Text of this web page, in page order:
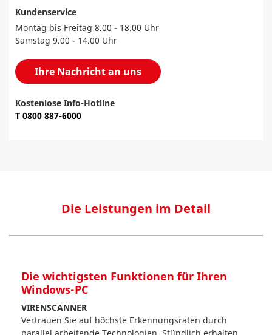
Kundenservice
Montag bis Freitag 8.00 - 18.00 Uhr
Samstag 9.00 - 14.00 Uhr
Ihre Nachricht an uns
Kostenlose Info-Hotline
T 0800 887-6000
Die Leistungen im Detail
Die wichtigsten Funktionen für Ihren
Windows-PC
VIRENSCANNER
Vertrauen Sie auf höchste Erkennungsraten durch